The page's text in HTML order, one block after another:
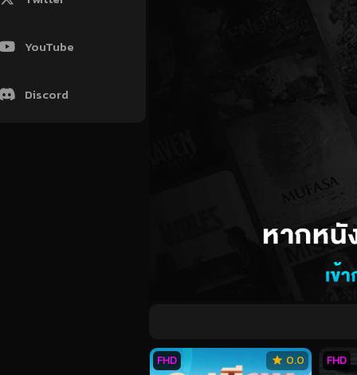
YouTube
Discord
0.0
FHD FHD